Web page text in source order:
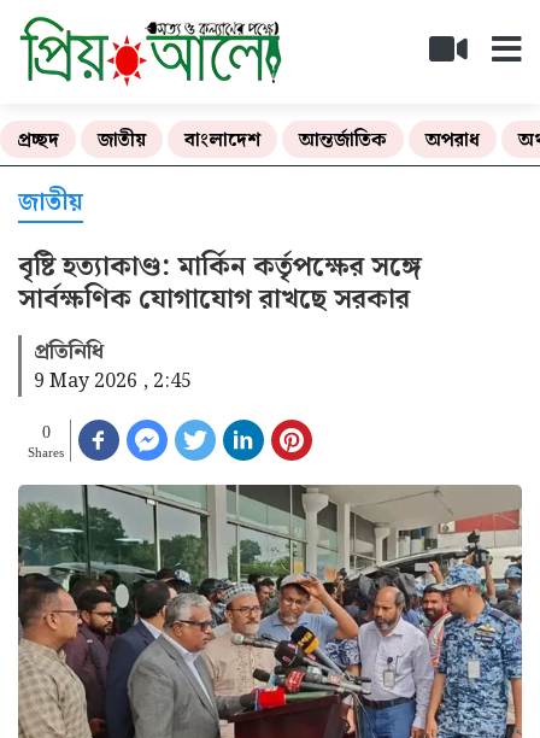
প্রচ্ছদ জাতীয় বাংলাদেশ আন্তর্জাতিক অপরাধ
জাতীয়
বৃষ্টি হত্যাকাণ্ড: মার্কিন কর্তৃপক্ষের সঙ্গে
সার্বক্ষণিক যোগাযোগ রাখছে সরকার
প্রতিনিধি
9 May 2026 , 2:45
0
Shares